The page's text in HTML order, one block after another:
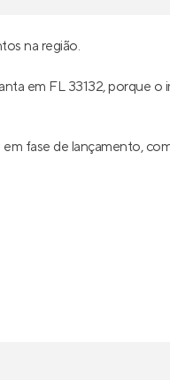
na região.
em FL 33132, porque o
fase de lançamento,